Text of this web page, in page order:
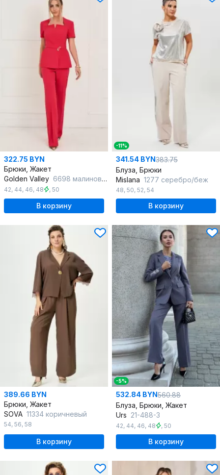
322.75 BYN
Брюки, Жакет
Golden Valley 6698 малиновый
42, 44, 46, 48 , 50
В корзину
-11%
341.54 BYN383.75
Блуза, Брюки
Mislana 1277 серебро/беж
48, 50, 52, 54
В корзину
389.66 BYN
Брюки, Жакет
SOVA 11334 коричневый
54, 56, 58
В корзину
-5%
532.84 BYN560.88
Блуза, Брюки, Жакет
Urs 21-488-3
42, 44, 46, 48 , 50
В корзину